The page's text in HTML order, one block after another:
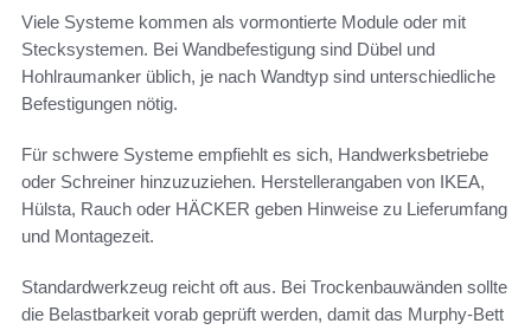
Viele Systeme kommen als vormontierte Module oder mit
Stecksystemen. Bei Wandbefestigung sind Dübel und
Hohlraumanker üblich, je nach Wandtyp sind unterschiedliche
Befestigungen nötig.
Für schwere Systeme empfiehlt es sich, Handwerksbetriebe
oder Schreiner hinzuzuziehen. Herstellerangaben von IKEA,
Hülsta, Rauch oder HÄCKER geben Hinweise zu Lieferumfang
und Montagezeit.
Standardwerkzeug reicht oft aus. Bei Trockenbauwänden sollte
die Belastbarkeit vorab geprüft werden, damit das Murphy-Bett